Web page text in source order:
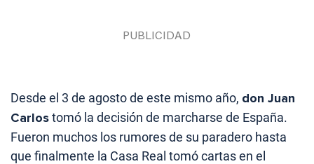
Desde el 3 de agosto de este mismo año, don Juan
Carlostomó la decisión de marcharse de España.
Fueron muchos los rumores de su paradero hasta
que finalmente la Casa Real tomó cartas en el